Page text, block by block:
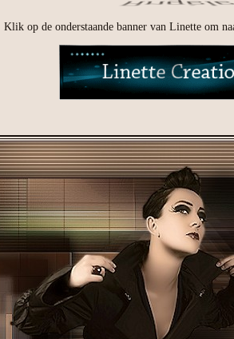
Klik op de onderstaande banner van Linette om